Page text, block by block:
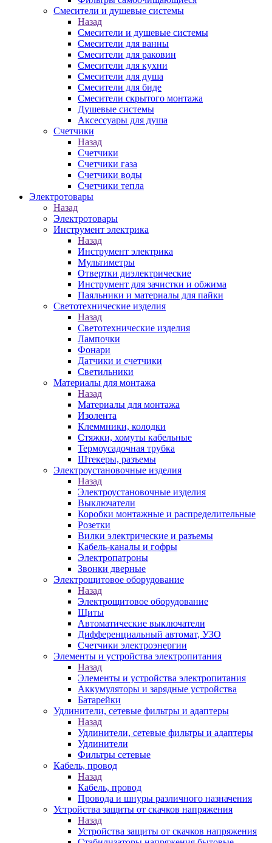
Смесители и душевые системы
Назад
Смесители и душевые системы
Смесители для ванны
Смесители для раковин
Смесители для кухни
Смесители для душа
Смесители для биде
Смесители скрытого монтажа
Душевые системы
Аксессуары для душа
Счетчики
Назад
Счетчики
Счетчики газа
Счетчики воды
Счетчики тепла
Электротовары
Назад
Электротовары
Инструмент электрика
Назад
Инструмент электрика
Мультиметры
Отвертки диэлектрические
Инструмент для зачистки и обжима
Паяльники и материалы для пайки
Светотехнические изделия
Назад
Светотехнические изделия
Лампочки
Фонари
Датчики и счетчики
Светильники
Материалы для монтажа
Назад
Материалы для монтажа
Изолента
Клеммники, колодки
Стяжки, хомуты кабельные
Термоусадочная трубка
Штекеры, разъемы
Электроустановочные изделия
Назад
Электроустановочные изделия
Выключатели
Коробки монтажные и распределительные
Розетки
Вилки электрические и разъемы
Кабель-каналы и гофры
Электропатроны
Звонки дверные
Электрощитовое оборудование
Назад
Электрощитовое оборудование
Щиты
Автоматические выключатели
Дифференциальный автомат, УЗО
Счетчики электроэнергии
Элементы и устройства электропитания
Назад
Элементы и устройства электропитания
Аккумуляторы и зарядные устройства
Батарейки
Удлинители, сетевые фильтры и адаптеры
Назад
Удлинители, сетевые фильтры и адаптеры
Удлинители
Фильтры сетевые
Кабель, провод
Назад
Кабель, провод
Провода и шнуры различного назначения
Устройства защиты от скачков напряжения
Назад
Устройства защиты от скачков напряжения